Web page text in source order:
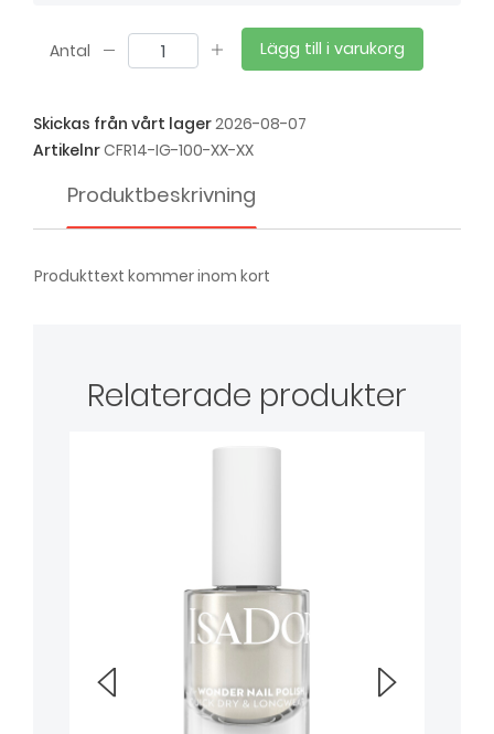
Antal Lägg till i varukorg
Skickas från vårt lager2026-08-07
ArtikelnrCFR14-IG-100-XX-XX
Produktbeskrivning
Produkttext kommer inom kort
Relaterade produkter